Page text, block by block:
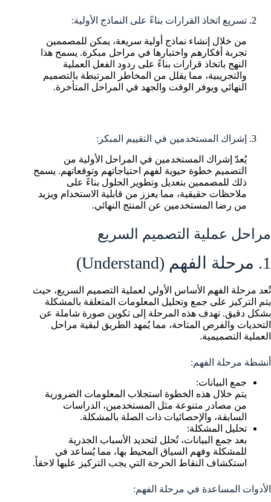
تسريع اتخاذ القرارات بناءً على النماذج الأولية:
من خلال إنشاء نماذج أولية سريعة، يمكن للمصممين
تجربة أفكارهم واختبارها في مراحل مبكرة. يسمح هذا
النهج باتخاذ قرارات بناءً على ردود الفعل العملية
والتجريبية، مما يقلل من المخاطر المرتبطة بالتصميم
النهائي ويوفر الوقت والجهد في المراحل المتأخرة.
إشراك المستخدمين في التقييم المبكر:
يُعدّ إشراك المستخدمين في المراحل الأولية من
التصميم خطوة حيوية لفهم احتياجاتهم وتوقعاتهم. يسمح
ذلك للمصممين بتعديل وتطوير الحلول بناءً على
ملاحظات حقيقية، مما يعزز من قابلية الاستخدام ويزيد
من رضا المستخدمين عن المنتج النهائي.
مراحل عملية التصميم السريع
1. مرحلة الفهم (Understand)
تُعد مرحلة الفهم الأساس الأولي لعملية التصميم السريع، حيث
يتم التركيز على جمع وتحليل المعلومات المتعلقة بالمشكلة
بشكل دقيق. تهدف هذه المرحلة إلى تكوين صورة شاملة عن
التحديات والفرص المتاحة، مما يُمهد الطريق لبقية مراحل
العملية التصميمية.
أنشطة مرحلة الفهم:
جمع البيانات:
يتم خلال هذه الخطوة استجلاب المعلومات الضرورية
من مصادر متنوعة مثل المستخدمين، الدراسات
السابقة، والإحصائيات ذات الصلة بالمشكلة.
تحليل المشكلة:
بعد جمع البيانات، تُحلل لتحديد الأسباب الجذرية
للمشكلة وفهم السياق المحيط بها، مما يُساعد في
استكشاف النقاط الحرجة التي يجب التركيز عليها لاحقاً.
الأدوات المساعدة في مرحلة الفهم: